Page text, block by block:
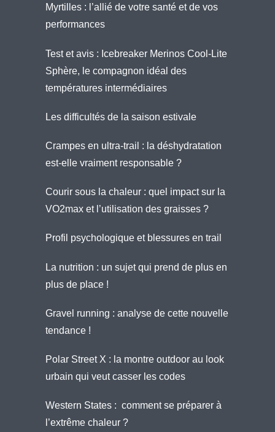
Myrtilles : l’allié de votre santé et de vos
performances
Test et avis : Icebreaker Merinos Cool-Lite
Sphère, le compagnon idéal des
températures intermédiaires
Les difficultés de la saison estivale
Crampes en ultra-trail : la déshydratation
est-elle vraiment responsable ?
Courir sous la chaleur : quel impact sur la
VO2max et l’utilisation des graisses ?
Profil psychologique et blessures en trail
La nutrition : un sujet qui prend de plus en
plus de place !
Gravel running : analyse de cette nouvelle
tendance !
Polar Street X : la montre outdoor au look
urbain qui veut casser les codes
Western States : comment se préparer à
l’extrême chaleur ?